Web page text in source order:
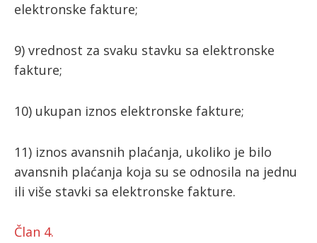
elektronske fakture;
9) vrednost za svaku stavku sa elektronske
fakture;
10) ukupan iznos elektronske fakture;
11) iznos avansnih plaćanja, ukoliko je bilo
avansnih plaćanja koja su se odnosila na jednu
ili više stavki sa elektronske fakture.
Član 4.